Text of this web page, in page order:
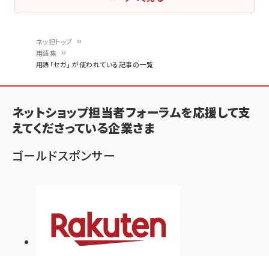
ン
く
ず
ネッ担トップ
用語集
用語「セガ」 が使われている記事の一覧
ネットショップ担当者フォーラムを応援して支
えてくださっている企業さま
ゴールドスポンサー